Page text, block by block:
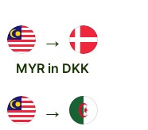
→
MYR in DKK
→